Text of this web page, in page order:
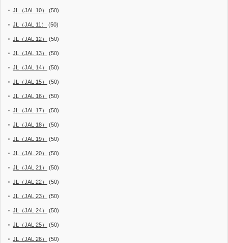
JL（JAL 10） (50)
JL（JAL 11） (50)
JL（JAL 12） (50)
JL（JAL 13） (50)
JL（JAL 14） (50)
JL（JAL 15） (50)
JL（JAL 16） (50)
JL（JAL 17） (50)
JL（JAL 18） (50)
JL（JAL 19） (50)
JL（JAL 20） (50)
JL（JAL 21） (50)
JL（JAL 22） (50)
JL（JAL 23） (50)
JL（JAL 24） (50)
JL（JAL 25） (50)
JL（JAL 26） (50)